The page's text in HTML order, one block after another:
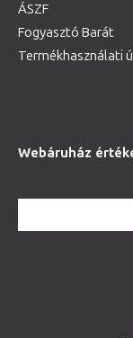
ÁSZF
Fogyasztó Barát
Termékhasználati
Webáruház